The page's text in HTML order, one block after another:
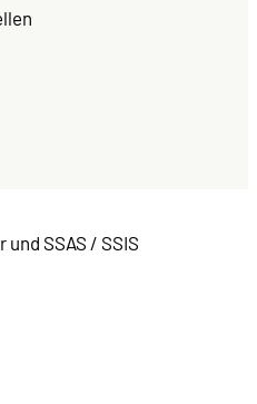
SSAS / SSIS